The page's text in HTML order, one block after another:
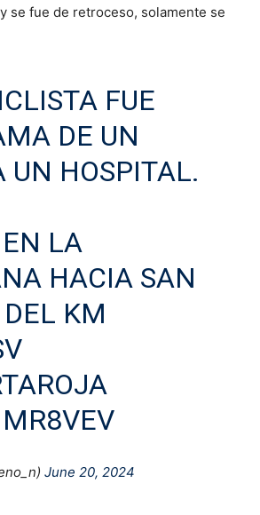
se fue de retroceso, solamente se
FUE
DE UN
UN HOSPITAL.
LA
HACIA SAN
KM
June 20, 2024